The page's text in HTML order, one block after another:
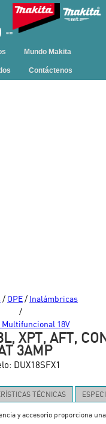
/ OPE/ Inalámbricas
/
Multifuncional 18V
XPT, AFT,
3AMP
DUX18SFX1
TÉCNICAS
y accesorio proporciona
Mundo Makita
Contáctenos